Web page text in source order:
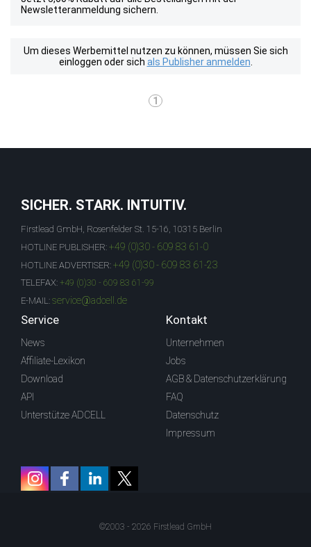
Newsletteranmeldung sichern.
Um dieses Werbemittel nutzen zu können, müssen Sie sich
einloggen oder sich als Publisher anmelden
1
SICHER. STARK. INTUITIV.
Firstlead GmbH, Rosenfelder St. 15-16, 10315 Berlin
HOTLINE PUBLISHER: +49 (0)30 - 609 83 61-0
HOTLINE ADVERTISER: +49 (0)30 - 609 83 61-23
TELEFAX: +49 (0)30 - 609 83 61-99
E-MAIL: service@adcell.de
Service
News
Affiliate-Lexikon
Download
API
Unterstütze ADCELL
Kontakt
Unternehmen
Jobs
AGB & Datenschutzerklärung
FAQ
Datenschutz
Impressum
©2003 - 2026 Firstlead GmbH